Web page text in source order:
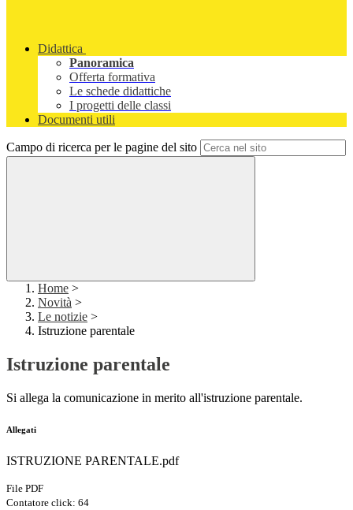
Didattica
Panoramica
Offerta formativa
Le schede didattiche
I progetti delle classi
Documenti utili
Campo di ricerca per le pagine del sito
Home >
Novità >
Le notizie >
Istruzione parentale
Istruzione parentale
Si allega la comunicazione in merito all'istruzione parentale.
Allegati
ISTRUZIONE PARENTALE.pdf
File PDF
Contatore click: 64